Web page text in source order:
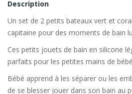
Description
Un set de 2 petits bateaux vert et
capitaine pour des moments de bain
Ces petits jouets de bain en silicone
parfaits pour les petites mains de
Bébé apprend à les séparer ou les
de se blesser jouer dans son bain au